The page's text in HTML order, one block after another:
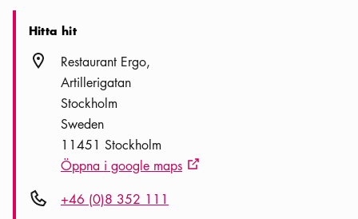
Hitta hit
Plats ikonRestaurant Ergo
Artillerigatan
Stockholm
Sweden
11451 Stockholm
Öppna i google maps Extern ikon
Telefon ikon+46 (0)8 352 111